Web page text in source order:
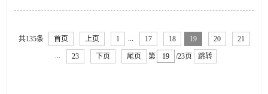
共135条
首页 上页 1 ... 17 18 19 20
21
...
23 下页 尾页 第 /23页 跳转